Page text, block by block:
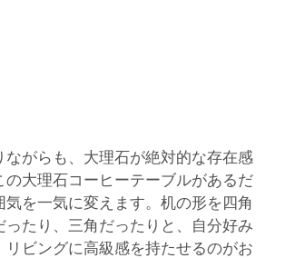
ながらも、大理石が絶対的な存在感
の大理石コーヒーテーブルがあるだ
気を一気に変えます。机の形を四角
ったり、三角だったりと、自分好み
リビングに高級感を持たせるのがお